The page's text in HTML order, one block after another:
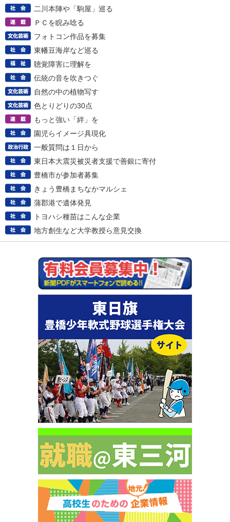
二川本陣や「駒屋」巡る
ＰＣを睨み唸る
フォトコン作品を募集
東幡豆海岸など巡る
聴覚障害に理解を
伝統の音を吹きつぐ
自然の中の植物写す
色とりどりの30点
もっと強い「絆」を
園児らイメージ具現化
一般質問は１日から
東日本大震災被災者支援で善銀に寄付
豊橋市が参加者募集
きょう豊橋まちなかマルシェ
蒲郡港で遺体発見
トヨハシ種苗はこんな企業
地方創生など大学教授ら意見交換